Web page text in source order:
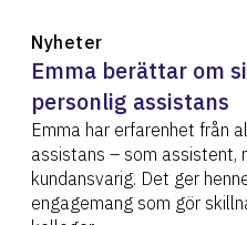
Nyheter
Emma berättar om
personlig assistans
Emma har erfarenhet från
assistans – som assistent,
kundansvarig. Det ger
engagemang som gör